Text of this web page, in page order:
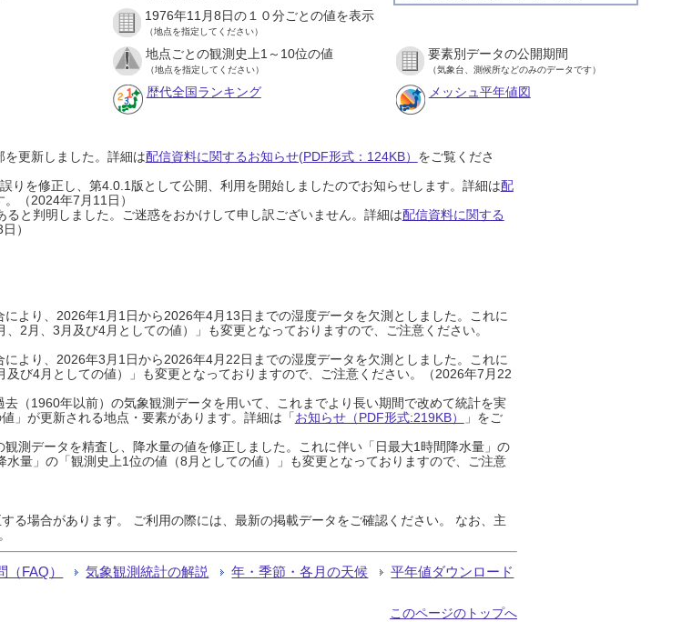
1976年11月8日の１０分ごとの値を表示
（地点を指定してください）
地点ごとの観測史上1～10位の値
（地点を指定してください）
要素別データの公開期間
（気象台、測候所などのみのデータです）
歴代全国ランキング メッシュ平年値図
更新しました。詳細は配信資料に関するお知らせ(PDF形式：124KB） をご覧くださ
りを修正し、第4.0.1版として公開、利用を開始しましたのでお知らせします。詳細は配
（2024年7月11日）
と判明しました。ご迷惑をおかけして申し訳ございません。詳細は配信資料に関する
）
より、2026年1月1日から2026年4月13日までの湿度データを欠測としました。これに
2月、3月及び4月としての値）」も変更となっておりますので、ご注意ください。
より、2026年3月1日から2026年4月22日までの湿度データを欠測としました。これに
び4月としての値）」も変更となっておりますので、ご注意ください。（2026年7月22
（1960年以前）の気象観測データを用いて、これまでより長い期間で改めて統計を実
」が更新される地点・要素があります。詳細は「お知らせ（PDF形式:219KB）
」をご
測データを精査し、降水量の値を修正しました。これに伴い「日最大1時間降水量」の
水量」の「観測史上1位の値（8月としての値）」も変更となっておりますので、ご注意
る場合があります。 ご利用の際には、最新の掲載データをご確認ください。 なお、主
（FAQ） 気象観測統計の解説 年・季節・各月の天候 平年値ダウンロード
このページのトップへ